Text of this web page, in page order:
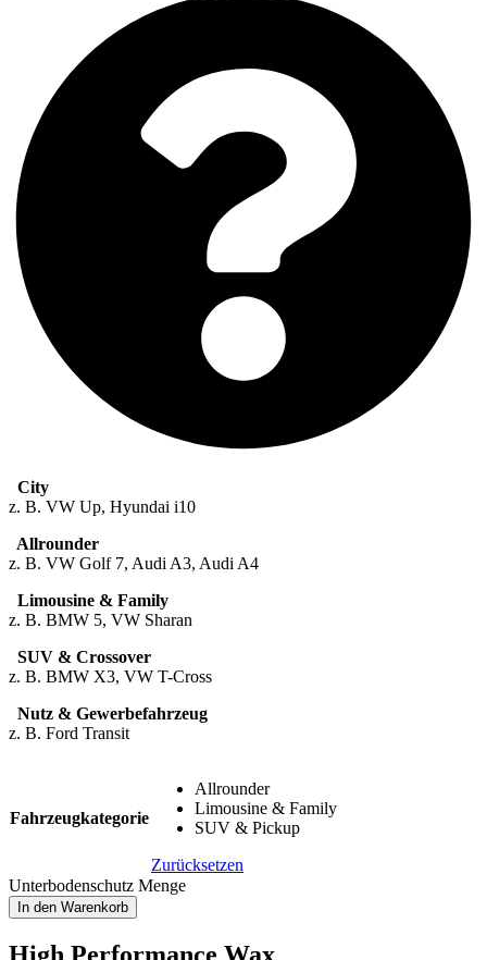
City
z. B. VW Up, Hyundai i10
Allrounder
z. B. VW Golf 7, Audi A3, Audi A4
Limousine & Family
z. B. BMW 5, VW Sharan
SUV & Crossover
z. B. BMW X3, VW T-Cross
Nutz & Gewerbefahrzeug
z. B. Ford Transit
Fahrzeugkategorie
Allrounder
Limousine & Family
SUV & Pickup
Zurücksetzen
Unterbodenschutz Menge
In den Warenkorb
High Performance Wax